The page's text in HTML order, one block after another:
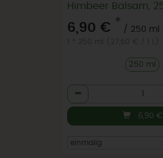
6,90 € *
/ 250 ml
250 ml
Anzahl
6,90 €